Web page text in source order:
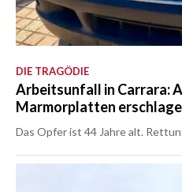
DIE TRAGÖDIE
Arbeitsunfall in Carrara:
Marmorplatten
Das Opfer ist 44 Jahre alt.